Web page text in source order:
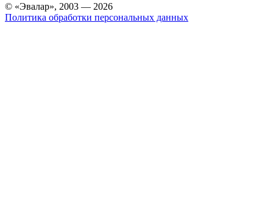
© «Эвалар», 2003 — 2026
Политика обработки персональных данных